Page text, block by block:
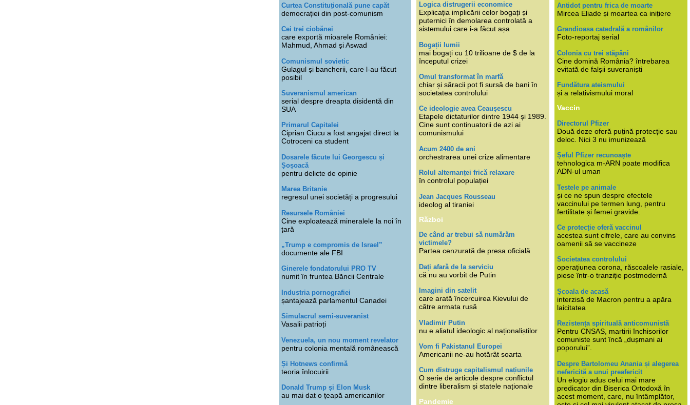
Curtea Constituțională pune capăt
democrației din post-comunism
Cei trei ciobănei
care exportă mioarele României:
Mahmud, Ahmad și Aswad
Comunismul sovietic
Gulagul și bancherii, care l-au făcut
posibil
Suveranismul american
serial despre dreapta disidentă din
SUA
Primarul Capitalei
Ciprian Ciucu a fost angajat direct la
Cotroceni ca student
Dosarele făcute lui Georgescu și
Șoșoacă
pentru delicte de opinie
Marea Britanie
regresul unei societăți a progresului
Resursele României
Cine exploatează mineralele la noi în
țară
„Trump e compromis de Israel”
documente ale FBI
Ginerele fondatorului PRO TV
numit în fruntea Băncii Centrale
Industria pornografiei
șantajează parlamentul Canadei
Simulacrul semi-suveranist
Vasalii patrioți
Venezuela, un nou moment revelator
pentru colonia mentală românească
Și Hotnews confirmă
teoria înlocuirii
Donald Trump și Elon Musk
au mai dat o țeapă americanilor
Logica distrugerii economice
Explicația implicării celor bogați și
puternici în demolarea controlată a
sistemului care i-a făcut așa
Bogații lumii
mai bogați cu 10 trilioane de $ de la
începutul crizei
Omul transformat în marfă
chiar și săracii pot fi sursă de bani în
societatea controlului
Ce ideologie avea Ceaușescu
Etapele dictaturilor dintre 1944 și 1989.
Cine sunt continuatorii de azi ai
comunismului
Acum 2400 de ani
orchestrarea unei crize alimentare
Rolul alternanței frică relaxare
în controlul populației
Jean Jacques Rousseau
ideolog al tiraniei
Război
De când ar trebui să numărăm
victimele?
Partea cenzurată de presa oficială
Dați afară de la serviciu
că nu au vorbit de Putin
Imagini din satelit
care arată încercuirea Kievului de
către armata rusă
Vladimir Putin
nu e aliatul ideologic al naționaliștilor
Vom fi Pakistanul Europei
Americanii ne-au hotărât soarta
Cum distruge capitalismul națiunile
O serie de articole despre conflictul
dintre liberalism și statele naționale
Pandemie
Antidot pentru frica de moarte
Mircea Eliade și moartea ca inițiere
Grandioasa catedrală a românilor
Foto-reportaj serial
Colonia cu trei stăpâni
Cine domină România? întrebarea
evitată de falșii suveraniști
Fundătura ateismului
și a relativismului moral
Vaccin
Directorul Pfizer
Două doze oferă puțină protecție sau
deloc. Nici 3 nu imunizează
Șeful Pfizer recunoaște
tehnologica m-ARN poate modifica
ADN-ul uman
Testele pe animale
și ce ne spun despre efectele
vaccinului pe termen lung, pentru
fertilitate și femei gravide.
Ce protecție oferă vaccinul
acestea sunt cifrele, care au convins
oamenii să se vaccineze
Societatea controlului
operațiunea corona, răscoalele rasiale,
piese într-o tranziție postmodernă
Școala de acasă
interzisă de Macron pentru a apăra
laicitatea
Rezistența spirituală anticomunistă
Pentru CNSAS, martirii închisorilor
comuniste sunt încă „dușmani ai
poporului”.
Despre Bartolomeu Anania și alegerea
nefericită a unui preafericit
Un elogiu adus celui mai mare
predicator din Biserica Ortodoxă în
acest moment, care, nu întâmplător,